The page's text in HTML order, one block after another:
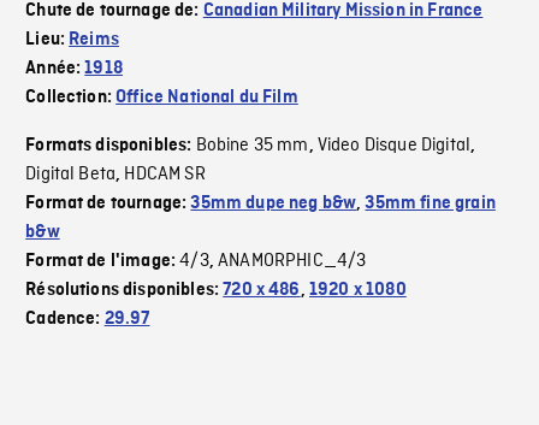
Chute de tournage de: Canadian Military Mission in France
Lieu: Reims
Année:1918
Collection:Office National du Film
Formats disponibles: Bobine 35 mm, Video Disque Digital,
Digital Beta, HDCAM SR
Format de tournage:35mm dupe neg b&w,35mm fine grain
b&w
Format de l'image:4/3,ANAMORPHIC_4/3
Résolutions disponibles:720 x 486, 1920 x 1080
Cadence: 29.97